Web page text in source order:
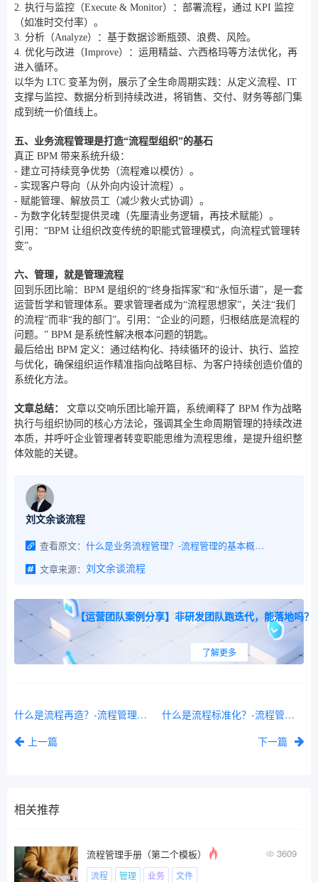
2. 执行与监控（Execute & Monitor）：部署流程，通过 KPI 监控
（如准时交付率）。
3. 分析（Analyze）：基于数据诊断瓶颈、浪费、风险。
4. 优化与改进（Improve）：运用精益、六西格玛等方法优化，再
进入循环。
以华为 LTC 变革为例，展示了全生命周期实践：从定义流程、IT
支撑与监控、数据分析到持续改进，将销售、交付、财务等部门集
成到统一价值线上。
五、业务流程管理是打造“流程型组织”的基石
真正 BPM 带来系统升级：
- 建立可持续竞争优势（流程难以模仿）。
- 实现客户导向（从外向内设计流程）。
- 赋能管理、解放员工（减少救火式协调）。
- 为数字化转型提供灵魂（先厘清业务逻辑，再技术赋能）。
引用：“BPM 让组织改变传统的职能式管理模式，向流程式管理转
变”。
六、管理，就是管理流程
回到乐团比喻：BPM 是组织的“终身指挥家”和“永恒乐谱”，是一套
运营哲学和管理体系。要求管理者成为“流程思想家”，关注“我们
的流程”而非“我的部门”。引用：“企业的问题，归根结底是流程的
问题。” BPM 是系统性解决根本问题的钥匙。
最后给出 BPM 定义：通过结构化、持续循环的设计、执行、监控
与优化，确保组织运作精准指向战略目标、为客户持续创造价值的
系统化方法。
文章总结：
文章以交响乐团比喻开篇，系统阐释了 BPM 作为战略
执行与组织协同的核心方法论，强调其全生命周期管理的持续改进
本质，并呼吁企业管理者转变职能思维为流程思维，是提升组织整
体效能的关键。
刘文余谈流程
查看原文：
什么是业务流程管理？-流程管理的基本概念之五十六
文章来源： 刘文余谈流程
【运营团队案例分享】非研发团队跑迭代，能落地吗？
了解更多
什么是流程再造？-流程管理的基本概念之五十四
上一篇
什么是流程标准化？-流程管理的基本概念之五十七
下一篇
相关推荐
流程管理手册（第二个模板） 3609
流程 管理 业务 文件